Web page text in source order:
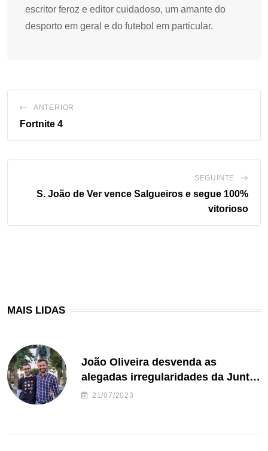
escritor feroz e editor cuidadoso, um amante do
desporto em geral e do futebol em particular.
ANTERIOR
Fortnite 4
SEGUINTE
S. João de Ver vence Salgueiros e segue 100%
vitorioso
MAIS LIDAS
João Oliveira desvenda as
alegadas irregularidades da Junta
de Freguesia S. João de Ver
21/07/2023